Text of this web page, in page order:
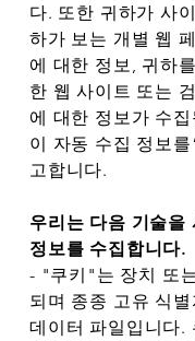
다. 또한 귀하가 사
하가 보는 개별 웹
에 대한 정보, 귀하
한 웹 사이트 또는
에 대한 정보가 수
이 자동 수집 정보
고합니다.
우리는 다음 기술을
정보를 수집합니다.
- "쿠키"는 장치 또
되며 종종 고유 식
데이터 파일입니다.